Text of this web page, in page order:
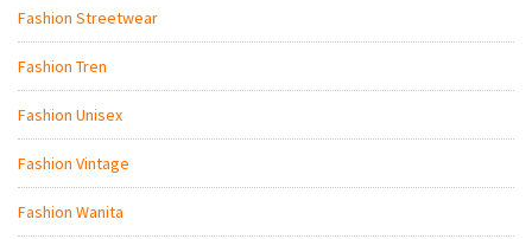
Fashion Streetwear
Fashion Tren
Fashion Unisex
Fashion Vintage
Fashion Wanita